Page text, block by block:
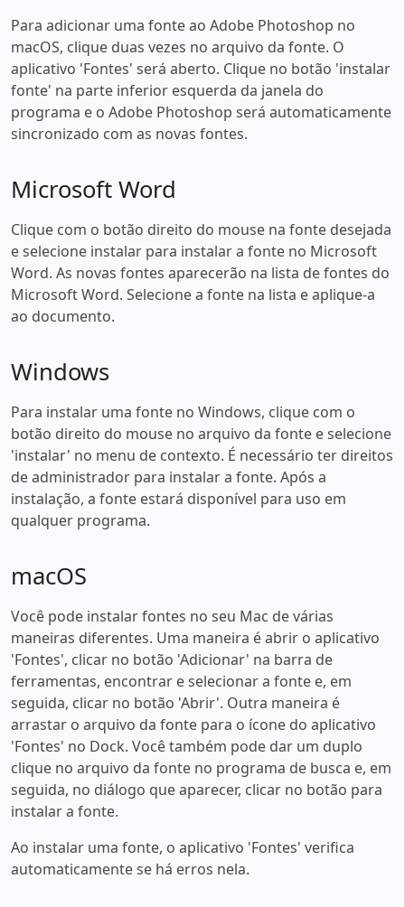
Para adicionar uma fonte ao Adobe Photoshop no
macOS, clique duas vezes no arquivo da fonte. O
aplicativo 'Fontes' será aberto. Clique no botão 'instalar
fonte' na parte inferior esquerda da janela do
programa e o Adobe Photoshop será automaticamente
sincronizado com as novas fontes.
Microsoft Word
Clique com o botão direito do mouse na fonte desejada
e selecione instalar para instalar a fonte no Microsoft
Word. As novas fontes aparecerão na lista de fontes do
Microsoft Word. Selecione a fonte na lista e aplique-a
ao documento.
Windows
Para instalar uma fonte no Windows, clique com o
botão direito do mouse no arquivo da fonte e selecione
'instalar' no menu de contexto. É necessário ter direitos
de administrador para instalar a fonte. Após a
instalação, a fonte estará disponível para uso em
qualquer programa.
macOS
Você pode instalar fontes no seu Mac de várias
maneiras diferentes. Uma maneira é abrir o aplicativo
'Fontes', clicar no botão 'Adicionar' na barra de
ferramentas, encontrar e selecionar a fonte e, em
seguida, clicar no botão 'Abrir'. Outra maneira é
arrastar o arquivo da fonte para o ícone do aplicativo
'Fontes' no Dock. Você também pode dar um duplo
clique no arquivo da fonte no programa de busca e, em
seguida, no diálogo que aparecer, clicar no botão para
instalar a fonte.
Ao instalar uma fonte, o aplicativo 'Fontes' verifica
automaticamente se há erros nela.